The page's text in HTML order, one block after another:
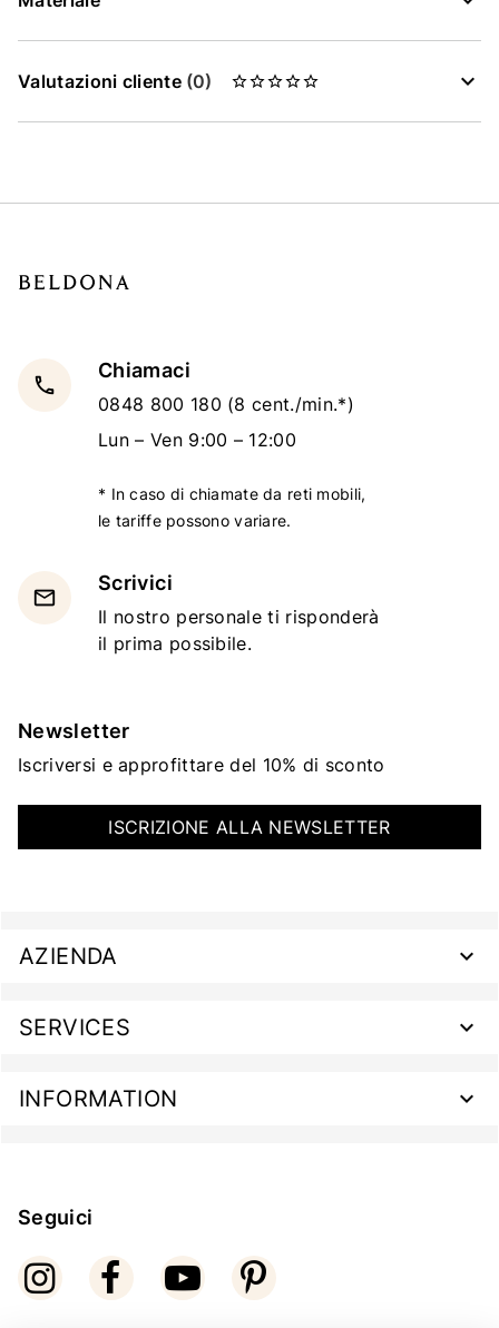
Valutazioni cliente (0)
local_phone
Chiamaci
0848 800 180 (8 cent./min.*)
Lun – Ven 9:00 – 12:00
* In caso di chiamate da reti mobili,
le tariffe possono variare.
email
Scrivici
Il nostro personale ti risponderà
il prima possibile.
Newsletter
Iscriversi e approfittare del 10% di sconto
ISCRIZIONE ALLA NEWSLETTER
AZIENDA
SERVICES
INFORMATION
Seguici